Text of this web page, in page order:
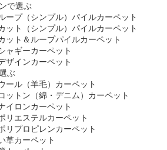
で選ぶ
ープ（シンプル）パイルカーペット
ット（シンプル）パイルカーペット
ット＆ループパイルカーペット
ャギーカーペット
ザインカーペット
ぶ
ール（羊毛）カーペット
ットン（綿・デニム）カーペット
イロンカーペット
リエステルカーペット
リプロピレンカーペット
草カーペット